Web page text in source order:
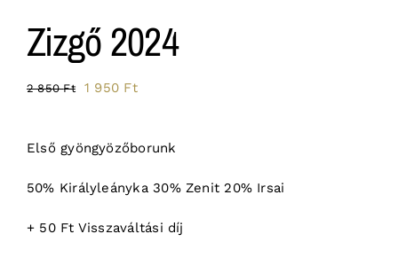
Zizgő 2024
2 850Ft
Original
2
1 950 FtCurrent
1
Első gyöngyözőborunk
50% Királyleányka 30% Zenit 20% Irsai
+ 50 Ft Visszaváltási díj